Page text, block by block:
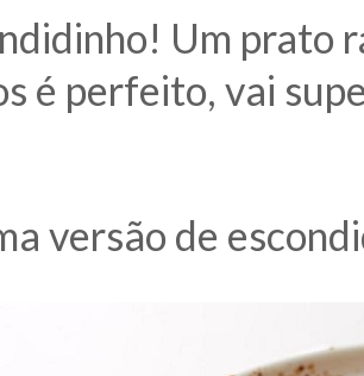
Um prato
é perfeito, vai
versão de